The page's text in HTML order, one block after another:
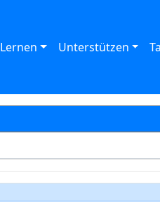
Lernen Unterstützen